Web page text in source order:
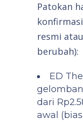
Patokan
resmi
berubah):
ED
dari
awal